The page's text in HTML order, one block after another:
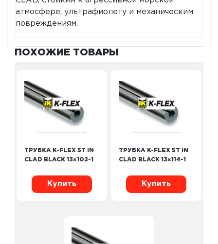
атмосфере, ультрафиолету и механическим
повреждениям.
ПОХОЖИЕ ТОВАРЫ
ТРУБКА K-FLEX ST IN
CLAD BLACK 13×102-1
Купить
ТРУБКА K-FLEX ST IN
CLAD BLACK 13×114-1
Купить